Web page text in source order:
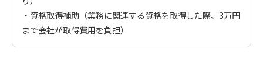
・資格取得補助（業務に関連する資格を取得した際、3万円
まで会社が取得費用を負担）